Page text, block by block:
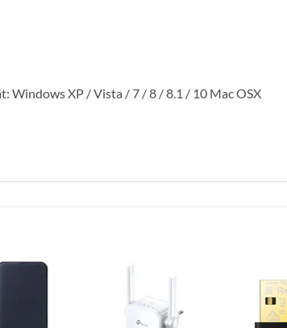
Windows XP / Vista / 7 / 8 / 8.1 / 10 Mac OSX